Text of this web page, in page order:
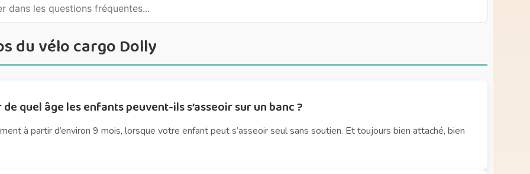
du vélo cargo Dolly
quel âge les enfants peuvent-ils s’asseoir sur un banc ?
à partir d’environ 9 mois, lorsque votre enfant peut s’asseoir seul sans soutien. Et toujours bien attaché, bien